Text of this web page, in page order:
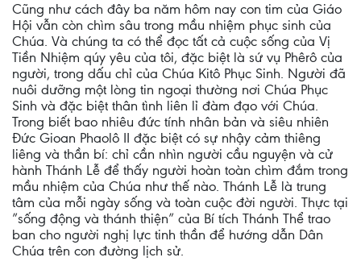
Cũng như cách đây ba năm hôm nay con tim của Giáo
Hội vẫn còn chìm sâu trong mầu nhiệm phục sinh của
Chúa. Và chúng ta có thể đọc tất cả cuộc sống của Vị
Tiền Nhiệm qúy yêu của tôi, đặc biệt là sứ vụ Phêrô của
người, trong dấu chỉ của Chúa Kitô Phục Sinh. Người đã
nuôi dưỡng một lòng tin ngoại thường nơi Chúa Phục
Sinh và đặc biệt thân tình liên lỉ đàm đạo với Chúa.
Trong biết bao nhiêu đức tính nhân bản và siêu nhiên
Đức Gioan Phaolô II đặc biệt có sự nhậy cảm thiêng
liêng và thần bí: chỉ cần nhìn người cầu nguyện và cử
hành Thánh Lễ để thấy người hoàn toàn chìm đắm trong
mầu nhiệm của Chúa như thế nào. Thánh Lễ là trung
tâm của mỗi ngày sống và toàn cuộc đời người. Thực tại
”sống động và thánh thiện” của Bí tích Thánh Thể trao
ban cho người nghị lực tinh thần để hướng dẫn Dân
Chúa trên con đường lịch sử.